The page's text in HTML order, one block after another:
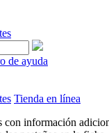
de ayuda
Tienda en línea
con información